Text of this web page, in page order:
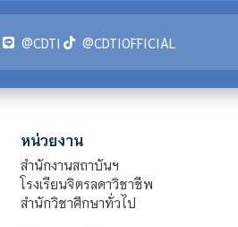
@CDTI @CDTIOFFICIAL
หน่วยงาน
สำนักงานสถาบันฯ
โรงเรียนจิตรลดาวิชาชีพ
สำนักวิชาศึกษาทั่วไป